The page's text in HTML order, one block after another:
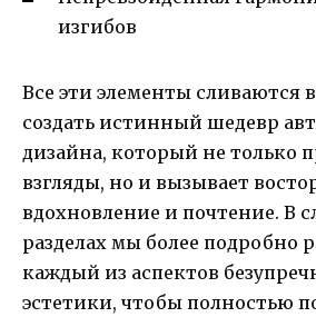
изгибов
Все эти элементы сливаются
создать истинный шедевр
дизайна, который не только
взгляды, но и вызывает
вдохновление и почтение. В
разделах мы более подробно
каждый из аспектов
эстетики, чтобы полностью